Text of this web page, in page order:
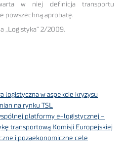
w niej definicja transportu
powszechną aprobatę.
„Logistyka” 2/2009.
logistyczna w aspekcie kryzysu
na rynku TSL
platformy e-logistycznej –
transportową Komisji Europejskiej
i pozaekonomiczne cele